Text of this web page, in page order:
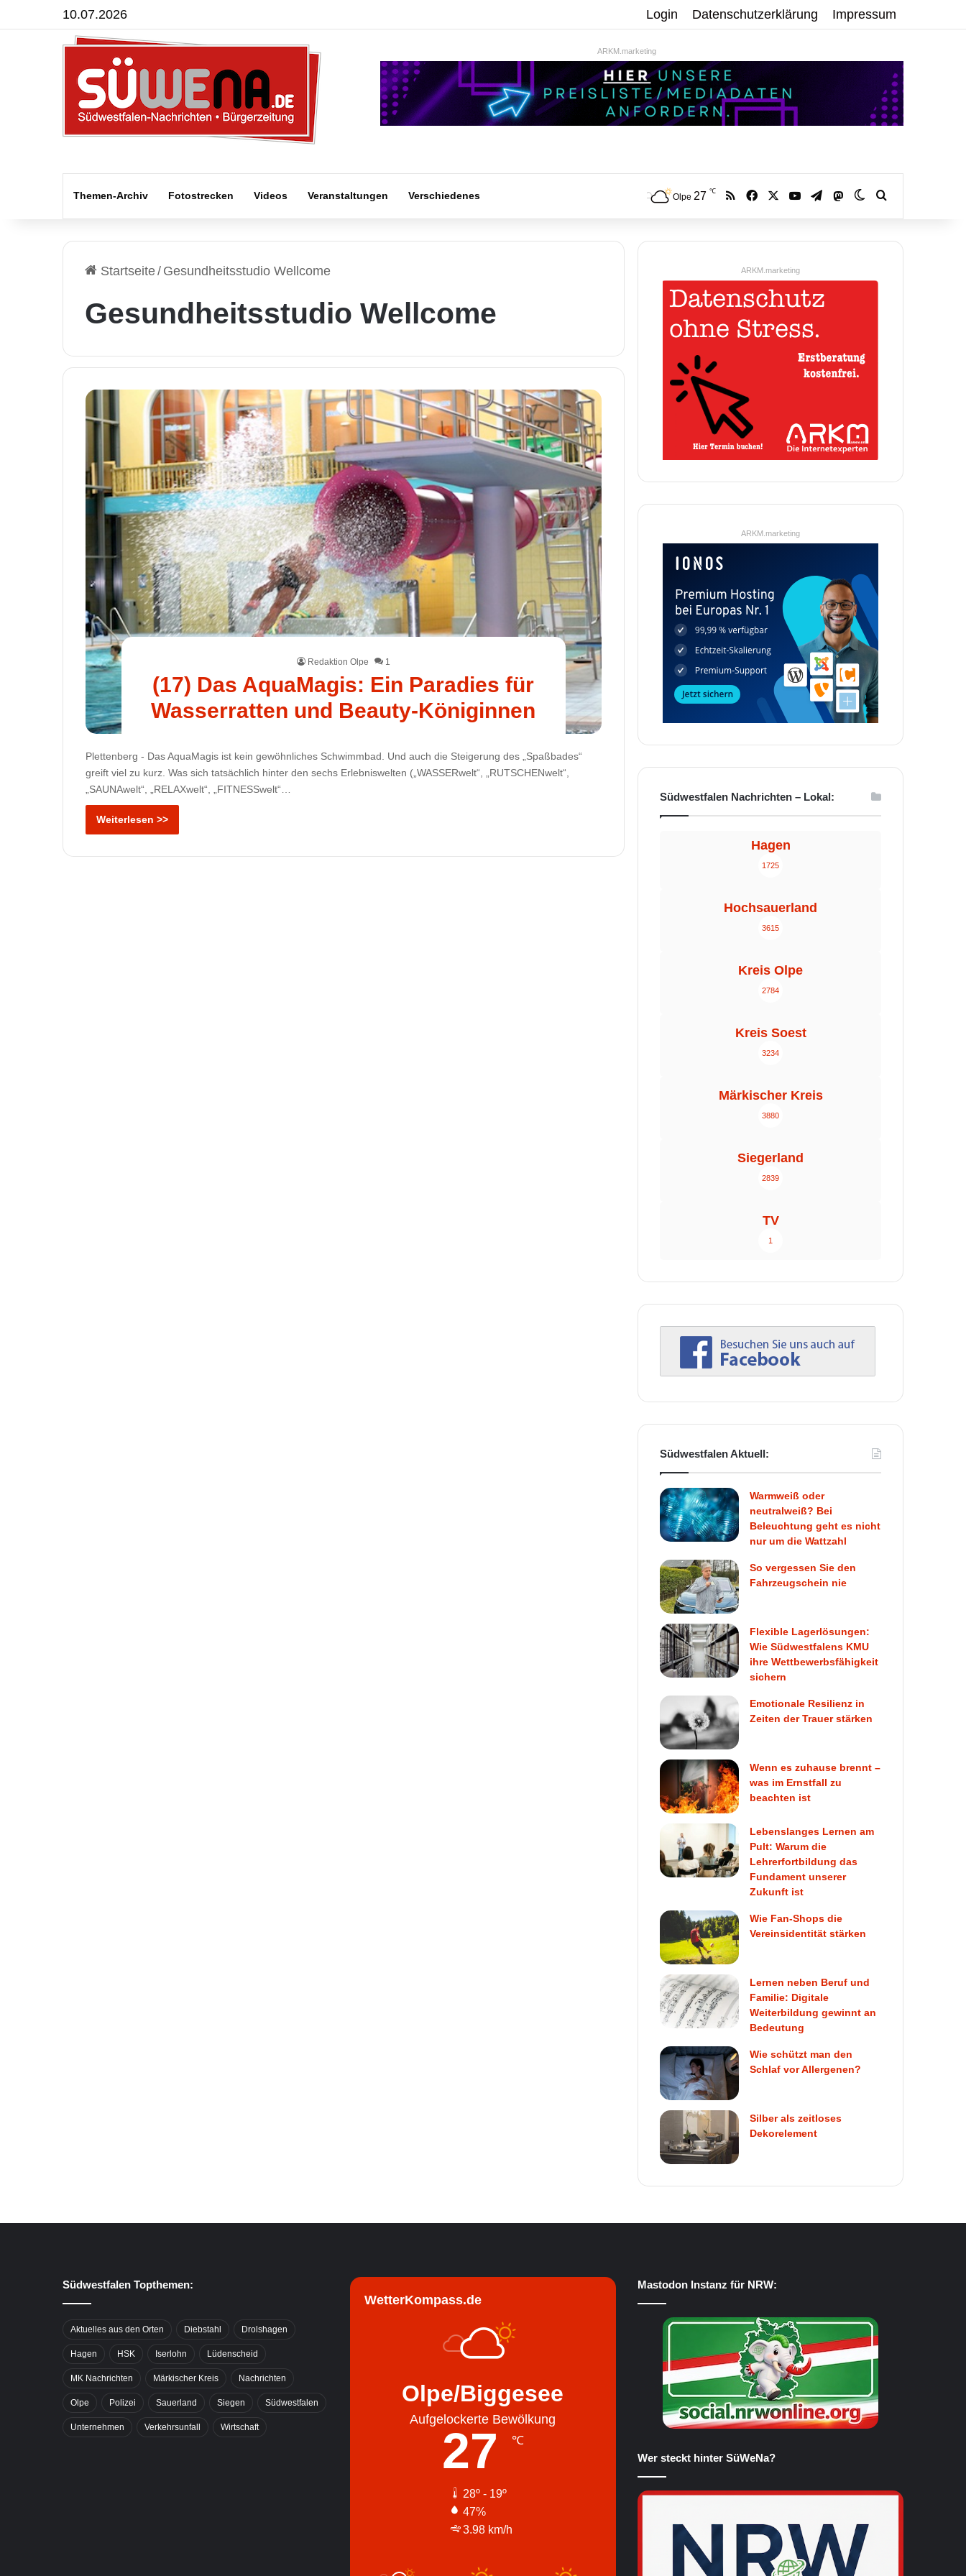
10.07.2026 Login Datenschutzerklärung Impressum
ARKM.marketing
Themen-Archiv Fotostrecken Videos Veranstaltungen Verschiedenes Olpe 27 ℃ RSS Facebook YouTubeTelegramMastodonSkin umschalten
Startseite/ Gesundheitsstudio Wellcome
Gesundheitsstudio Wellcome
Redaktion Olpe 1
(17) Das AquaMagis: Ein Paradies für
Wasserratten und Beauty-Königinnen
Plettenberg - Das AquaMagis ist kein gewöhnliches Schwimmbad. Und auch die Steigerung des „Spaßbades“
greift viel zu kurz. Was sich tatsächlich hinter den sechs Erlebniswelten („WASSERwelt“, „RUTSCHENwelt“,
„SAUNAwelt“, „RELAXwelt“, „FITNESSwelt“…
Weiterlesen >>
ARKM.marketing
ARKM.marketing
Südwestfalen Nachrichten – Lokal:
Hagen
1725
Hochsauerland
3615
Kreis Olpe
2784
Kreis Soest
3234
Märkischer Kreis
3880
Siegerland
2839
TV
1
Südwestfalen Aktuell:
Warmweiß oder
neutralweiß? Bei
Beleuchtung geht es nicht
nur um die Wattzahl
So vergessen Sie den
Fahrzeugschein nie
Flexible Lagerlösungen:
Wie Südwestfalens KMU
ihre Wettbewerbsfähigkeit
sichern
Emotionale Resilienz in
Zeiten der Trauer stärken
Wenn es zuhause brennt –
was im Ernstfall zu
beachten ist
Lebenslanges Lernen am
Pult: Warum die
Lehrerfortbildung das
Fundament unserer
Zukunft ist
Wie Fan-Shops die
Vereinsidentität stärken
Lernen neben Beruf und
Familie: Digitale
Weiterbildung gewinnt an
Bedeutung
Wie schützt man den
Schlaf vor Allergenen?
Silber als zeitloses
Dekorelement
Südwestfalen Topthemen:
Aktuelles aus den Orten Diebstahl Drolshagen
Hagen HSK Iserlohn Lüdenscheid
MK Nachrichten Märkischer Kreis Nachrichten
Olpe Polizei Sauerland Siegen Südwestfalen
Unternehmen Verkehrsunfall Wirtschaft
WetterKompass.de
Olpe/Biggesee
Aufgelockerte Bewölkung
27 ℃
28º - 19º
47%
3.98 km/h
Mastodon Instanz für NRW:
Wer steckt hinter SüWeNa?